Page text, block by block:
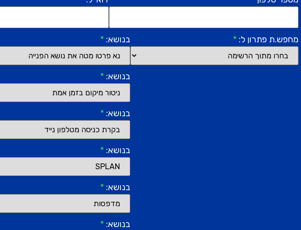
מחפש.ת פתרון ל: * בנושא: *
בנושא: *
בנושא: *
בנושא: *
בנושא: *
בנושא: *